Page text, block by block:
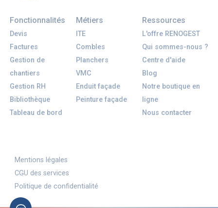
Fonctionnalités
Devis
Factures
Gestion de
chantiers
Gestion RH
Bibliothèque
Tableau de bord
Métiers
ITE
Combles
Planchers
VMC
Enduit façade
Peinture façade
Ressources
L'offre RENOGEST
Qui sommes-nous ?
Centre d'aide
Blog
Notre boutique en
ligne
Nous contacter
Mentions légales
CGU des services
Politique de confidentialité